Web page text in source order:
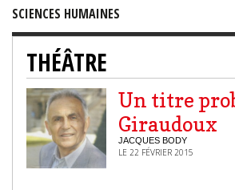
SCIENCES HUMAINES
THÉÂTRE
Un titre
Giraudoux
JACQUES BODY
LE 22 FÉVRIER 2015